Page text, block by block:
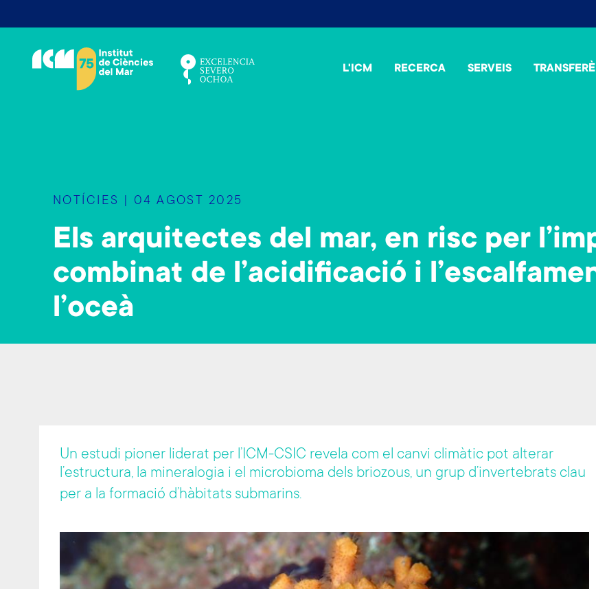
é
L'ICM RECERCA SERVEIS
NOTÍCIES | 04 AGOST 2025
Els arquitectes del mar, en risc per
combinat de l’acidificació i
l’oceà
Un estudi pioner liderat per l’ICM-CSIC revela com el canvi climàtic pot alterar
l’estructura, la mineralogia i el microbioma dels briozous, un grup d’invertebrats clau
per a la formació d’hàbitats submarins.